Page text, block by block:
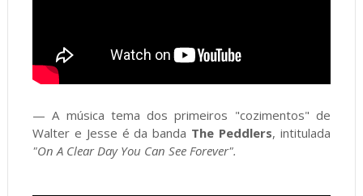
— A música tema dos primeiros "cozimentos" de
Walter e Jesse é da banda The Peddlers, intitulada
"On A Clear Day You Can See Forever".